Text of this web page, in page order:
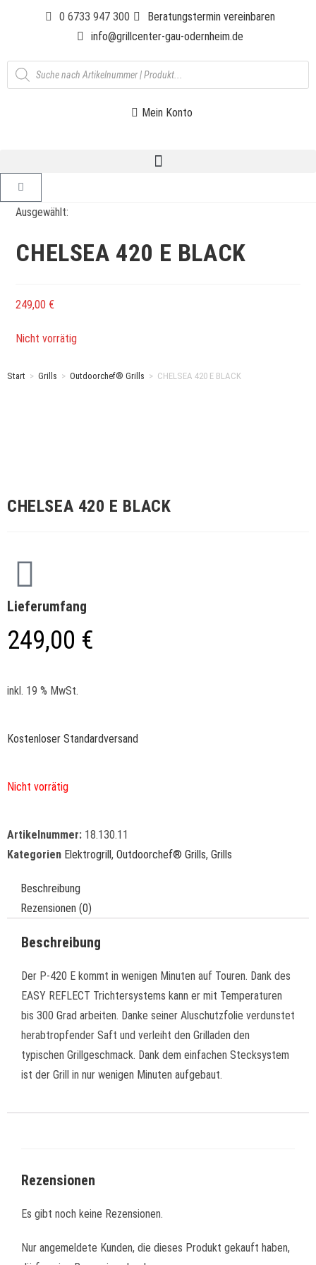
0 6733 947 300
Beratungstermin vereinbaren
info@grillcenter-gau-odernheim.de
Mein Konto
Ausgewählt:
CHELSEA 420 E BLACK
249,00 €
Nicht vorrätig
Start > Grills > Outdoorchef® Grills > CHELSEA 420 E BLACK
CHELSEA 420 E BLACK
Lieferumfang
249,00 €
inkl. 19 % MwSt.
Kostenloser Standardversand
Nicht vorrätig
Artikelnummer: 18.130.11
Kategorien Elektrogrill, Outdoorchef® Grills, Grills
Beschreibung
Rezensionen (0)
Beschreibung
Der P-420 E kommt in wenigen Minuten auf Touren. Dank des
EASY REFLECT Trichtersystems kann er mit Temperaturen
bis 300 Grad arbeiten. Danke seiner Aluschutzfolie verdunstet
herabtropfender Saft und verleiht den Grilladen den
typischen Grillgeschmack. Dank dem einfachen Stecksystem
ist der Grill in nur wenigen Minuten aufgebaut.
Rezensionen
Es gibt noch keine Rezensionen.
Nur angemeldete Kunden, die dieses Produkt gekauft haben,